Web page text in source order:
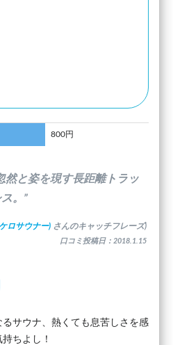
800円
然と姿を現す長距離トラッ
。”
ロサウナー) さんのキャッチフレーズ)
口コミ投稿日：2018.1.15
サウナ、熱くても息苦しさを感
ちよし！